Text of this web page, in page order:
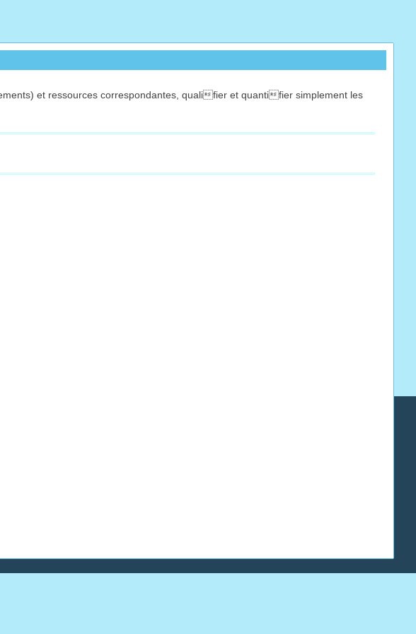
et ressources correspondantes, qualifier et quantifier simplement les